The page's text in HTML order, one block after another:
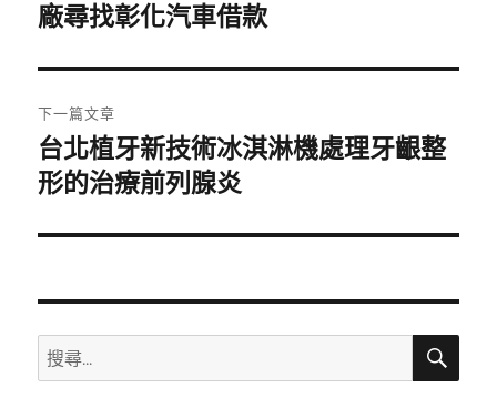
導
覽
一
文
章:
廠尋找彰化汽車借款
下一篇文章
下
一
文
台北植牙新技術冰淇淋機處理牙齦整
形的治療前列腺炎
搜
尋
搜